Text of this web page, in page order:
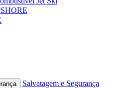
Salvatagem e Segurança